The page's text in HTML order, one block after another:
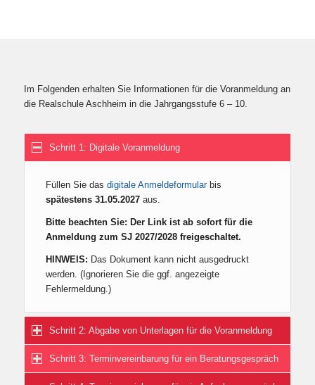
Im Folgenden erhalten Sie Informationen für die Voranmeldung an
die Realschule Aschheim in die Jahrgangsstufe 6 – 10.
Schritt 1: Digitale Voranmeldung
Füllen Sie das digitale Anmeldeformularbis
spätestens 31.05.2027aus.
Bitte beachten Sie: Der Link ist ab sofort für die
Anmeldung zum SJ 2027/2028 freigeschaltet.
HINWEIS: Das Dokument kann nicht ausgedruckt
werden. (Ignorieren Sie die ggf. angezeigte
Fehlermeldung.)
Schritt 2: Abgabe von Unterlagen für die Voranmeldung
Schritt 3: Terminvereinbarung für ein Beratungsgespräch